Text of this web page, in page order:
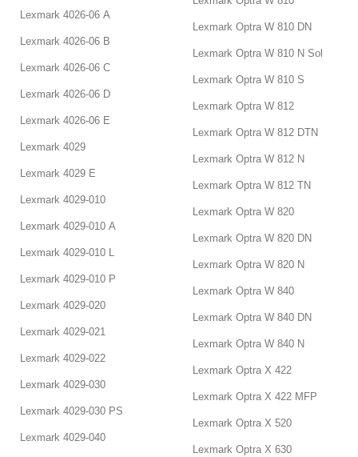
hast.
Kompatible Lexmark
printerpatroner – billige
priser på printerpatroner til
Lexmark
Vi har Danmarks billigste Lexmark printerpatroner. Vi sender
fra dag til dag, så de kan være fremme ved dig hurtigst muligt.
Vi vil være de billigste til levering af blækpatroner til din printer.
Vi har leveret Lexmark patroner til alle egne af Danmark de
sidste 30 år, hvilket har givet os en lang erfaring med, hvad der
dur. Det betyder, at vi altid leverer produkter i højeste kvalitet,
så du ikke skal bøvle med, at Lexmark printerpatroner ikke dur.
Køb dem nu, det fortryder du ej, når du printer igen næste
Du kan også afhente dit printerblæk i Kolding hos vores butik,
hvor du kan få farveblækket med med det samme.
Lexmark 4026-06 A
Lexmark 4026-06 B
Lexmark 4026-06 C
Lexmark 4026-06 D
Lexmark 4026-06 E
Lexmark 4029
Lexmark 4029 E
Lexmark 4029-010
Lexmark 4029-010 A
Lexmark 4029-010 L
Lexmark 4029-010 P
Lexmark 4029-020
Lexmark 4029-021
Lexmark 4029-022
Lexmark 4029-030
Lexmark 4029-030 PS
Lexmark 4029-040
Lexmark Optra W 810 DN
Lexmark Optra W 810 N Sol
Lexmark Optra W 810 S
Lexmark Optra W 812
Lexmark Optra W 812 DTN
Lexmark Optra W 812 N
Lexmark Optra W 812 TN
Lexmark Optra W 820
Lexmark Optra W 820 DN
Lexmark Optra W 820 N
Lexmark Optra W 840
Lexmark Optra W 840 DN
Lexmark Optra W 840 N
Lexmark Optra X 422
Lexmark Optra X 422 MFP
Lexmark Optra X 520
Lexmark Optra X 630